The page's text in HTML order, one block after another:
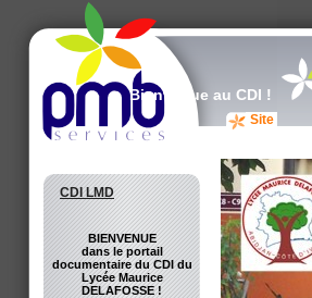
Site du CDI
Bienvenue au CDI !
CDI LMD
BIENVENUE
dans le portail
documentaire du CDI du
Lycée Maurice
DELAFOSSE !